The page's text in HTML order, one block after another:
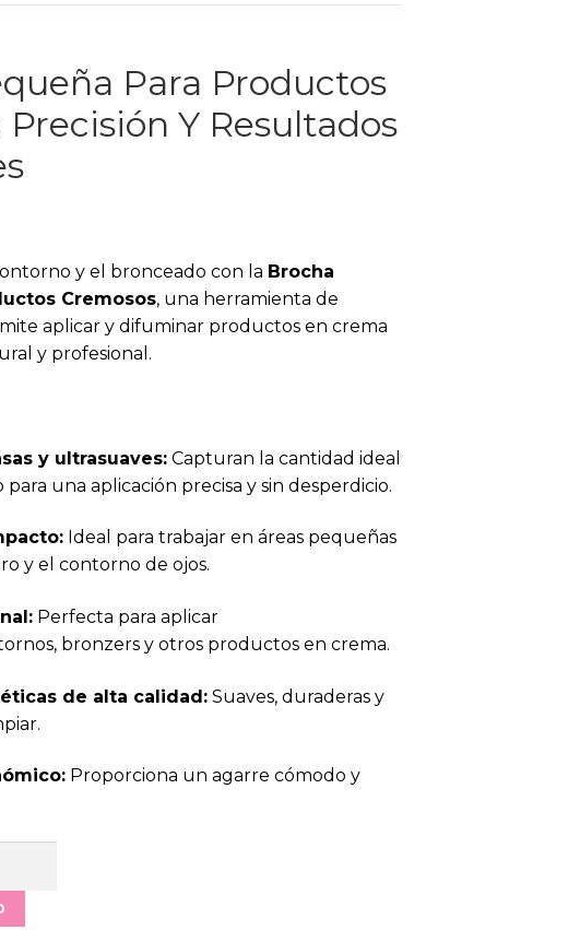
Para Productos
Precisión Y Resultados
y el bronceado con la Brocha
Cremosos, una herramienta de
aplicar y difuminar productos en crema
y profesional.
y ultrasuaves:Capturan la cantidad ideal
una aplicación precisa y sin desperdicio.
Ideal para trabajar en áreas pequeñas
y el contorno de ojos.
Perfecta para aplicar
bronzers y otros productos en crema.
de alta calidad:Suaves, duraderas y
Proporciona un agarre cómodo y